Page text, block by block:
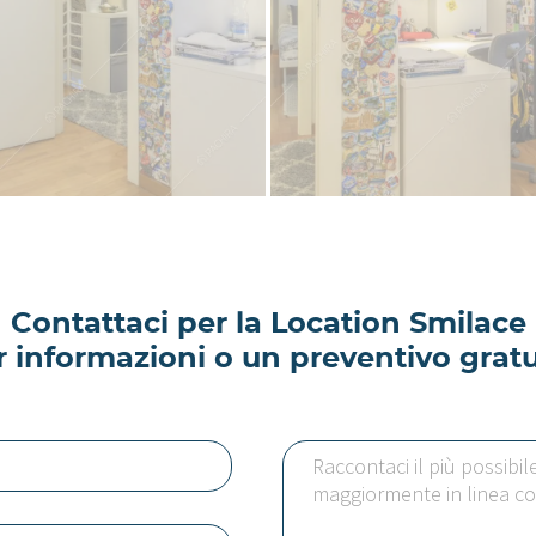
Contattaci per la Location Smilace
informazioni o un preventivo